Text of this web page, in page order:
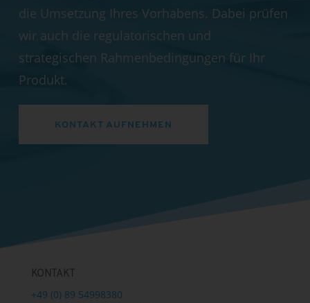
die Umsetzung Ihres Vorhabens. Dabei prüfen
wir auch die regulatorischen und
strategischen Rahmenbedingungen für Ihr
Produkt.
KONTAKT AUFNEHMEN
KONTAKT
+49 (0) 89 54998380